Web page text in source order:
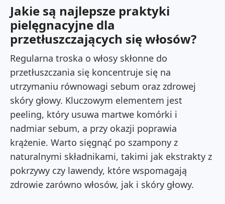
Jakie są najlepsze praktyki
pielęgnacyjne dla
przetłuszczających się włosów?
Regularna troska o włosy skłonne do
przetłuszczania się koncentruje się na
utrzymaniu równowagi sebum oraz zdrowej
skóry głowy. Kluczowym elementem jest
peeling, który usuwa martwe komórki i
nadmiar sebum, a przy okazji poprawia
krążenie. Warto sięgnąć po szampony z
naturalnymi składnikami, takimi jak ekstrakty z
pokrzywy czy lawendy, które wspomagają
zdrowie zarówno włosów, jak i skóry głowy.